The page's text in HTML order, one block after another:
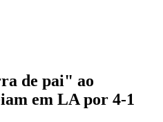
de pai" ao
em LA por 4-1